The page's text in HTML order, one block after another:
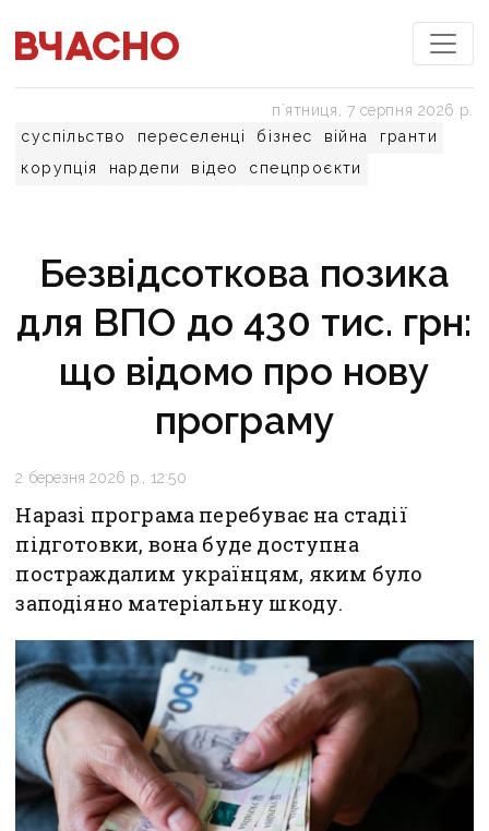
суспільство переселенці бізнес війна
гранти
корупція
нардепи відео спецпроєкти
пʼятниця, 7 серпня 2026 р.
Безвідсоткова позика
для ВПО до 430 тис. грн:
що відомо про нову
програму
2 березня 2026 р., 12:50
Наразі програма перебуває на стадії
підготовки, вона буде доступна
постраждалим українцям, яким було
заподіяно матеріальну шкоду.